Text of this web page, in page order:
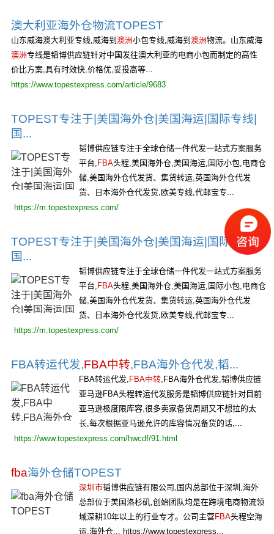
澳大利亚海外仓物流TOPEST
山东威海澳大利亚专线,威海到 澳洲小包专线,威海到 澳洲物流。山东威海
澳洲专线是韬博供应链针对中国发往澳大利亚的电商小包而制定的高性
价比方案,具有时效快,价格优,妥投高等...
https://www.topestexpress.com/article/9683
TOPEST专注于|美国海外仓|美国海运|国际专线|
国...
韬博供应链专注于全球仓储一件代发一站式方案服务
平台, FBA头程,美国海外仓,美国海运,国际小包,电商仓
储,美国海外仓代发货、集货转运,英国海外仓代发
货、日本海外仓代发货,欧美专线,代邮宝专...
https://m.topestexpress.com/
TOPEST专注于|美国海外仓|美国海运|国际专线|
国...
韬博供应链专注于全球仓储一件代发一站式方案服务
平台, FBA头程,美国海外仓,美国海运,国际小包,电商仓
储,美国海外仓代发货、集货转运,英国海外仓代发
货、日本海外仓代发货,欧美专线,代邮宝专...
https://m.topestexpress.com/
FBA转运代发,FBA中转,FBA海外仓代发,韬...
FBA转运代发, FBA中转,FBA海外仓代发,韬博供应链
亚马逊FBA头程转运代发服务是韬博供应链针对目前
亚马逊极度限库容,很多卖家备货周期又不想拉的太
长,每次根据亚马逊允许的库容情况备货的话,...
https://www.topestexpress.com/hwcdf/91.html
fba海外仓储TOPEST
深圳市韬博供应链有限公司,国内总部位于深圳,海外
总部位于美国洛杉矶,创始团队均是在跨境电商物流领
域深耕10年以上的行业专才。公司主营FBA头程空海
运,海外仓... https://www.topestexpress...